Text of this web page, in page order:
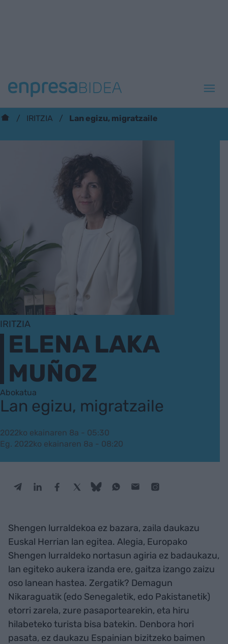
IRITZIA Lan egizu, migratzaile
IRITZIA
ELENA LAKA
MUÑOZ
Abokatua
Lan egizu, migratzaile
2022ko ekainaren 8a - 05:30
Eg. 2022ko ekainaren 8a - 08:20
Shengen lurraldekoa ez bazara, zaila daukazu
Euskal Herrian lan egitea. Alegia, Europako
Shengen lurraldeko nortasun agiria ez badaukazu,
lan egiteko aukera izanda ere, gaitza izango zaizu
oso lanean hastea. Zergatik? Demagun
Nikaraguatik (edo Senegaletik, edo Pakistanetik)
etorri zarela, zure pasaportearekin, eta hiru
hilabeteko turista bisa batekin. Denbora hori
pasata, ez daukazu Espainian bizitzeko baimen